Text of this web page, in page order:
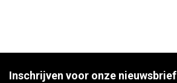
Inschrijven voor onze nieuwsbrief